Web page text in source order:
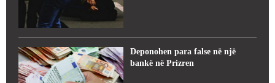
Deponohen para false në një
bankë në Prizren